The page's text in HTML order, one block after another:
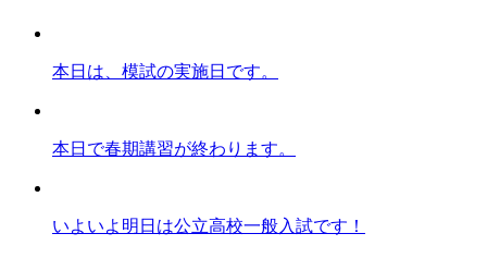
本日は、模試の実施日です。
本日で春期講習が終わります。
いよいよ明日は公立高校一般入試です！